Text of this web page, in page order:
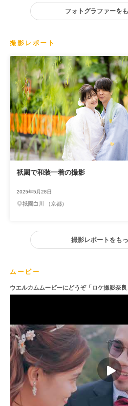
フォトグラファーを
撮影レポート
祇園で和装一着の撮影
2025年5月28日
祇園白川 （京都）
撮影レポートをも
ムービー
ウエルカムムービーにどうぞ「ロケ撮影奈良